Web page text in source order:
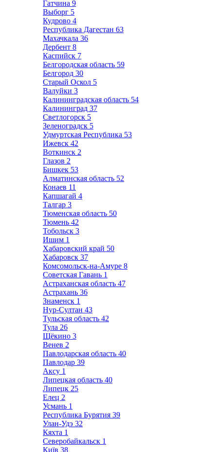
Гатчина 9
Выборг 5
Кудрово 4
Республика Дагестан 63
Махачкала 36
Дербент 8
Каспийск 7
Белгородская область 59
Белгород 30
Старый Оскол 5
Валуйки 3
Калининградская область 54
Калининград 37
Светлогорск 5
Зеленоградск 5
Удмуртская Республика 53
Ижевск 42
Воткинск 2
Глазов 2
Бишкек 53
Алматинская область 52
Конаев 11
Капшагай 4
Талгар 3
Тюменская область 50
Тюмень 42
Тобольск 3
Ишим 1
Хабаровский край 50
Хабаровск 37
Комсомольск-на-Амуре 8
Советская Гавань 1
Астраханская область 47
Астрахань 36
Знаменск 1
Нур-Султан 43
Тульская область 42
Тула 26
Щёкино 3
Венев 2
Павлодарская область 40
Павлодар 39
Аксу 1
Липецкая область 40
Липецк 25
Елец 2
Усмань 1
Республика Бурятия 39
Улан-Удэ 32
Кяхта 1
Северобайкальск 1
Київ 38